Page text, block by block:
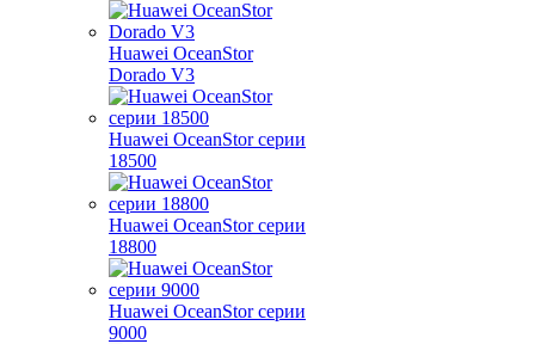
Huawei OceanStor
Dorado V3
Huawei OceanStor серии
18500
Huawei OceanStor серии
18800
Huawei OceanStor серии
9000